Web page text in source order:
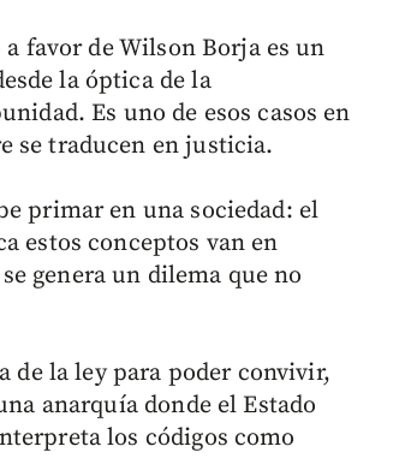
favor de Wilson Borja es un
la óptica de la
Es uno de esos casos en
se traducen en justicia.
primar en una sociedad: el
estos conceptos van en
genera un dilema que no
de la ley para poder convivir,
anarquía donde el Estado
los códigos como